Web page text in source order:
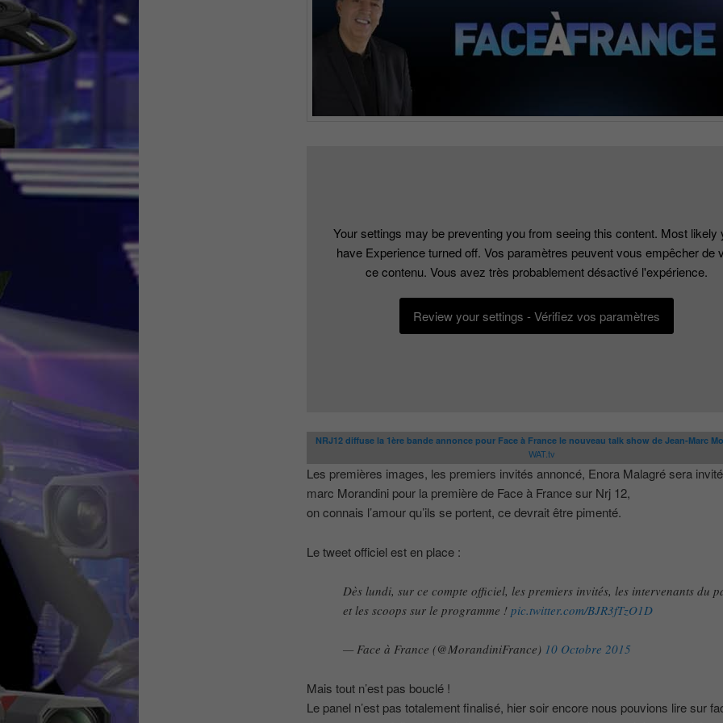
Your settings may be preventing you from seeing this content. Most likely
have Experience turned off. Vos paramètres peuvent vous empêcher de
ce contenu. Vous avez très probablement désactivé l'expérience.
Review your settings - Vérifiez vos paramètres
NRJ12 diffuse la 1ère bande annonce pour Face à France le nouveau talk show de Jean-Marc
WAT.tv
Les premières images, les premiers invités annoncé, Enora Malagré sera
marc Morandini pour la première de Face à France sur Nrj 12,
on connais l’amour qu’ils se portent, ce devrait être pimenté.
Le tweet officiel est en place :
Dès lundi, sur ce compte officiel, les premiers invités, les intervenants du
et les scoops sur le programme ! pic.twitter.com/BJR3fTzO1D
— Face à France (@MorandiniFrance) 10 Octobre 2015
Mais tout n’est pas bouclé !
Le panel n’est pas totalement finalisé, hier soir encore nous pouvions lire sur